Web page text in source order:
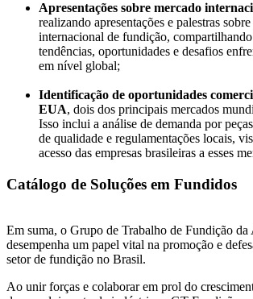
Apresentações sobre mercado
realizando apresentações e palestras
internacional de fundição,
tendências, oportunidades e desafios
em nível global;
Identificação de oportunidades
EUA, dois dos principais mercados
Isso inclui a análise de demanda por
de qualidade e regulamentações locais,
acesso das empresas brasileiras a esses
Catálogo de Soluções em Fundidos
Em suma, o Grupo de Trabalho de Fundição
desempenha um papel vital na promoção e
setor de fundição no Brasil.
Ao unir forças e colaborar em prol do